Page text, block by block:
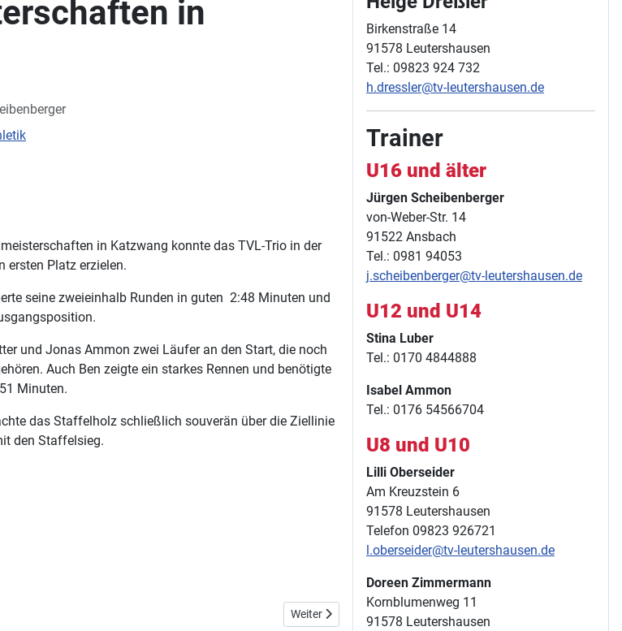
in
in Katzwang konnte das TVL-Trio in der
ersten Platz erzielen.
seine zweieinhalb Runden in guten 2:48 Minuten und
und Jonas Ammon zwei Läufer an den Start, die noch
Auch Ben zeigte ein starkes Rennen und benötigte
Minuten.
das Staffelholz schließlich souverän über die Ziellinie
den Staffelsieg.
in Ascheim Nächster Beitrag: 09. Mai 2026 - Hochsprungmeeting in Eppingen
Weiter
Birkenstraße 14
91578 Leutershausen
Tel.: 09823 924 732
h.dressler@tv-leutershausen.de
Trainer
U16 und älter
Jürgen Scheibenberger
von-Weber-Str. 14
91522 Ansbach
Tel.: 0981 94053
j.scheibenberger@tv-leutershausen.de
U12 und U14
Stina Luber
Tel.: 0170 4844888
Isabel Ammon
Tel.: 0176 54566704
U8 und U10
Lilli Oberseider
Am Kreuzstein 6
91578 Leutershausen
Telefon 09823 926721
l.oberseider@tv-leutershausen.de
Doreen Zimmermann
Kornblumenweg 11
91578 Leutershausen